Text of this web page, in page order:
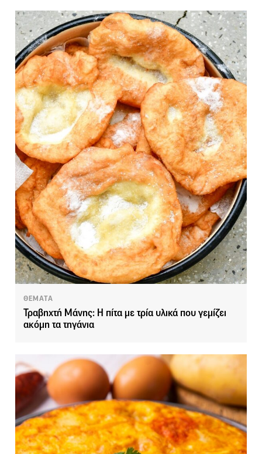
ΘΕΜΑΤΑ
Τραβηχτή Μάνης: Η πίτα με τρία υλικά που γεμίζει
ακόμη τα τηγάνια